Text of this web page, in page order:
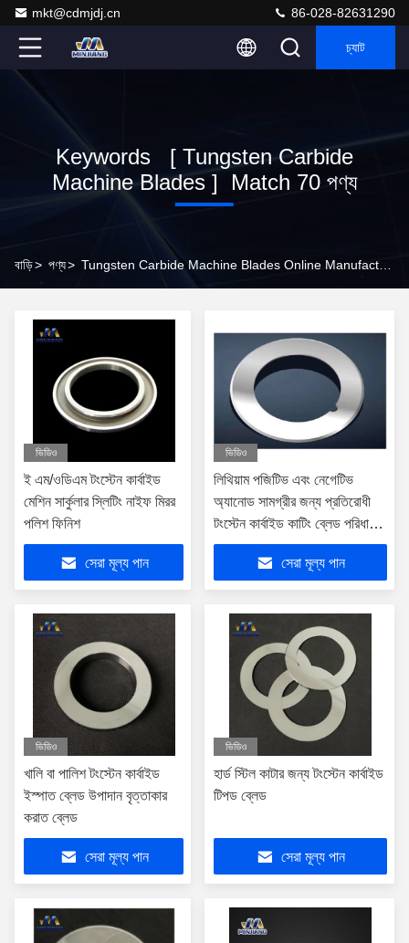
mkt@cdmjdj.cn 86-028-82631290
চ্যাট
Keywords [ Tungsten Carbide
Machine Blades ] Match 70 পণ্য
বাড়ি> পণ্য>
ভিডিও
ই এম/ওডিএম টংস্টেন কার্বাইড
মেশিন সার্কুলার স্লিটিং নাইফ মিরর
পলিশ ফিনিশ
সেরা মূল্য পান
ভিডিও
লিথিয়াম পজিটিভ এবং নেগেটিভ
অ্যানোড সামগ্রীর জন্য প্রতিরোধী
টংস্টেন কার্বাইড কাটিং ব্লেড পরিধান
করুন
সেরা মূল্য পান
ভিডিও
খালি বা পালিশ টংস্টেন কার্বাইড
ইস্পাত ব্লেড উপাদান বৃত্তাকার
করাত ব্লেড
সেরা মূল্য পান
ভিডিও
হার্ড স্টিল কাটার জন্য টংস্টেন কার্বাইড
টিপড ব্লেড
সেরা মূল্য পান